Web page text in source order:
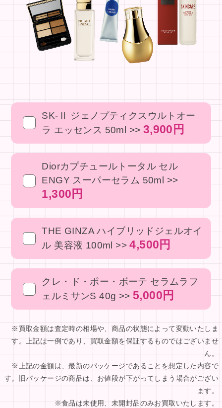
SK-Ⅱ ジェノプティクスウルトオー
ラ エッセンス 50ml >> 3,900円
Diorカプチュールトータル セル
ENGY スーパーセラム 50ml >>
1,300円
THE GINZA ハイブリッドジェルオイ
ル 美容液 100ml >>4,500円
クレ・ド・ポー・ボーテ セラムラフ
ェルミサンS 40g >>5,000円
※買取金額は査定時の相場や、商品の状態によって変動いたしま
す。上記は一例であり、買取金額を保証するものではございませ
ん。
※上記の金額は、最新のパッケージであることを想定した内容で
す。旧パッケージの商品は、お値段が下がってしまう場合がござい
ます。
※食品は未使用、未開封品のみお買取いたします。